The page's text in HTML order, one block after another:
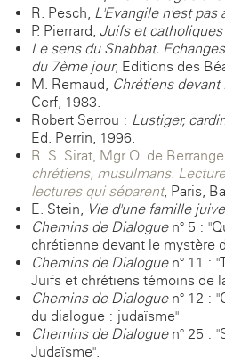
R. Pesch, L'Evangile n'est pas
P. Pierrard, Juifs et catholiques
Le sens du Shabbat.
du 7ème jour, Editions des
M. Remaud, Chrétiens
Cerf, 1983.
Robert Serrou : Lustiger,
Ed. Perrin, 1996.
R. S. Sirat, Mgr O. de
chrétiens, musulmans.
lectures qui séparent, Paris,
E. Stein, Vie d'une famille
Chemins de Dialoguen° 5 :
chrétienne devant le mystère
Chemins de Dialoguen° 11 :
Juifs et chrétiens témoins de
Chemins de Dialoguen° 12 :
du dialogue : judaïsme"
Chemins de Dialoguen° 25 :
Judaïsme".